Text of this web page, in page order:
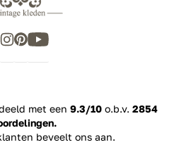
met een 9.3/10 o.b.v. 2854
beveelt ons aan.